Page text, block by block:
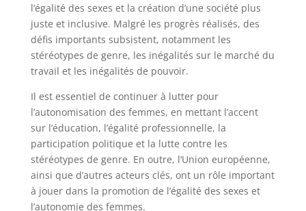
l’égalité des sexes et la création d’une société plus
juste et inclusive. Malgré les progrès réalisés, des
défis importants subsistent, notamment les
stéréotypes de genre, les inégalités sur le marché du
travail et les inégalités de pouvoir.
Il est essentiel de continuer à lutter pour
l’autonomisation des femmes, en mettant l’accent
sur l’éducation, l’égalité professionnelle, la
participation politique et la lutte contre les
stéréotypes de genre. En outre, l’Union européenne,
ainsi que d’autres acteurs clés, ont un rôle important
à jouer dans la promotion de l’égalité des sexes et
l’autonomie des femmes.